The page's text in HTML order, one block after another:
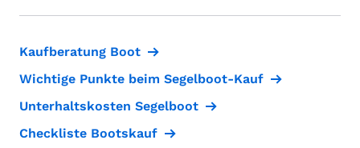
Kaufberatung Boot
Wichtige Punkte beim Segelboot-Kauf
Unterhaltskosten Segelboot
Checkliste Bootskauf